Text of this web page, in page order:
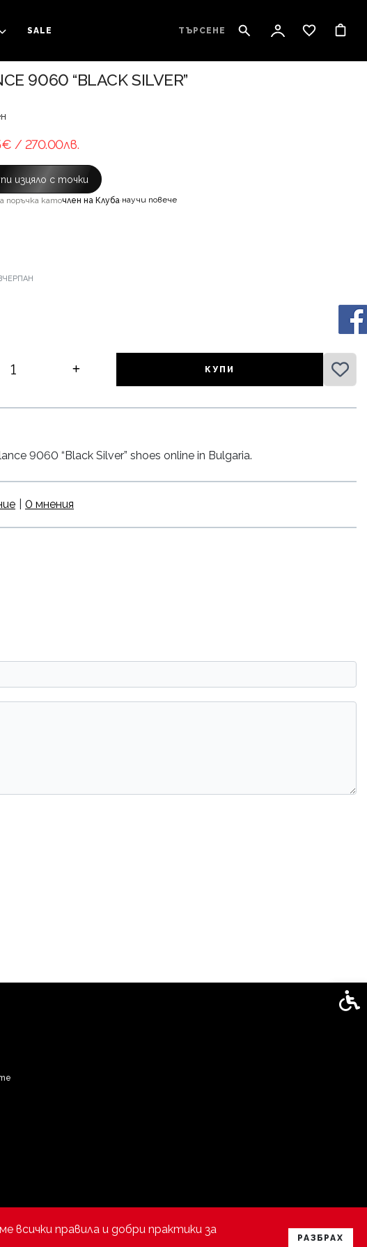
ТЪРСЕНЕ
SALE
9060 “BLACK SILVER”
/ 270.00лв.
изцяло с точки
поръчка каточлен на Клуба·научи повече
КУПИ
9060 “Black Silver” shoes online in Bulgaria.
0 мнения
всички правила и добри практики за
РАЗБРАХ